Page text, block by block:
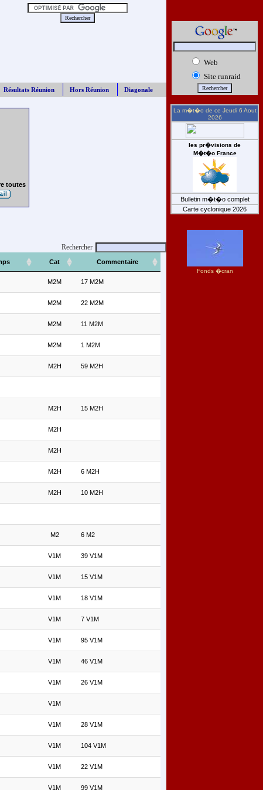
Résultats Réunion Hors Réunion Diagonale
toutes
Rechercher
Cat Commentaire
M2M 17 M2M
M2M 22 M2M
M2M 11 M2M
M2M 1 M2M
M2H 59 M2H
M2H 15 M2H
M2H
M2H
M2H 6 M2H
M2H 10 M2H
M2 6 M2
V1M 39 V1M
V1M 15 V1M
V1M 18 V1M
V1M 7 V1M
V1M 95 V1M
V1M 46 V1M
V1M 26 V1M
V1M
V1M 28 V1M
V1M 104 V1M
V1M 22 V1M
V1M 99 V1M
Web
Site runraid
La m�t�o de ce Jeudi 6 Aout
2026
les pr�visions de
M�t�o France
Bulletin m�t�o complet
Carte cyclonique 2026
Fonds �cran